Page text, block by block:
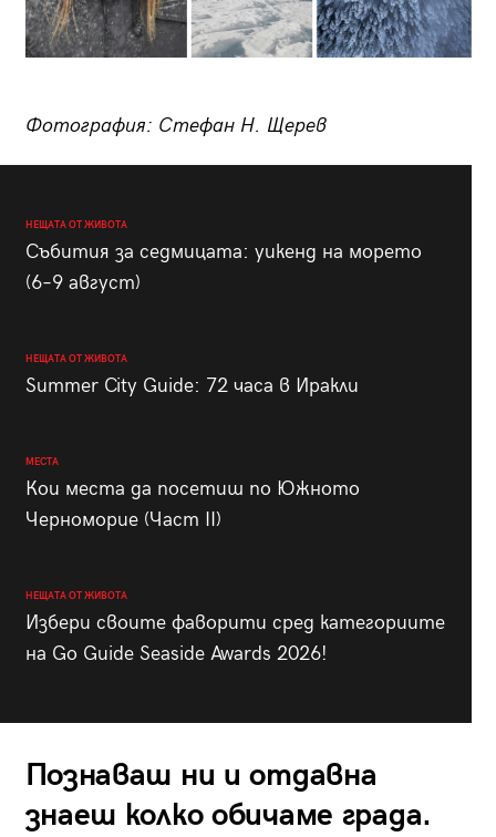
Фотография: Стефан Н. Щерев
НЕЩАТА ОТ ЖИВОТА
Събития за седмицата: уикенд на морето
(6–9 август)
НЕЩАТА ОТ ЖИВОТА
Summer City Guide: 72 часа в Иракли
МЕСТА
Кои места да посетиш по Южното
Черноморие (Част II)
НЕЩАТА ОТ ЖИВОТА
Избери своите фаворити сред категориите
на Go Guide Seaside Awards 2026!
Познаваш ни и отдавна
знаеш колко обичаме града.